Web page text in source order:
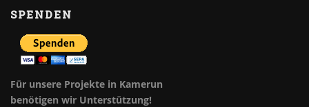
SPENDEN
Für unsere Projekte in Kamerun
benötigen wir Unterstützung!